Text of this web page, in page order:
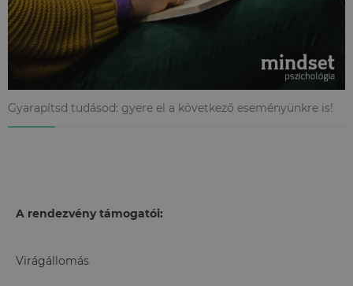
Gyarapítsd tudásod: gyere el a következő eseményünkre is!
A rendezvény támogatói:
Virágállomás